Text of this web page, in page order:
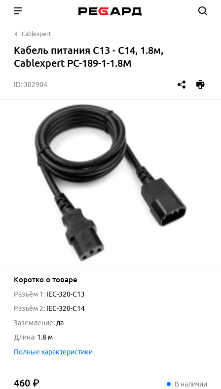
Cablexpert
Кабель питания C13 - C14, 1.8м,
Cablexpert PC-189-1-1.8M
ID: 302904
Коротко о товаре
Разъём 1 : IEC-320-C13
Разъём 2: IEC-320-C14
Заземление: да
Длина: 1.8 м
Полные характеристики
460 ₽460 ₽ В наличии